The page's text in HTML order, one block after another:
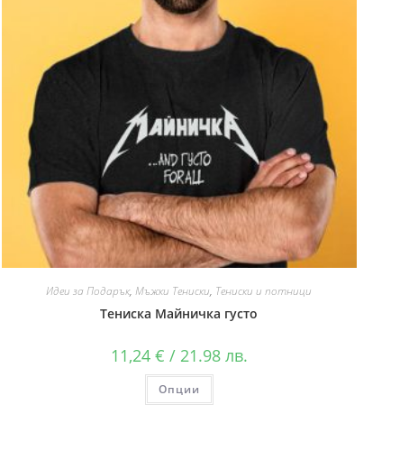
Идеи за Подарък,Мъжки Тениски, Тениски и потници
Тениска Майничка густо
11,24 € / 21.98 лв.
Опции